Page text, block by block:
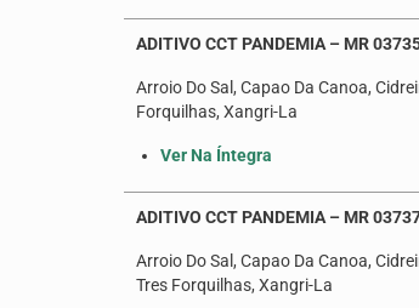
ADITIVO CCT PANDEMIA – MR
Arroio Do Sal, Capao Da Canoa,
Forquilhas, Xangri-La
Ver Na Íntegra
ADITIVO CCT PANDEMIA – MR
Arroio Do Sal, Capao Da Canoa,
Tres Forquilhas, Xangri-La